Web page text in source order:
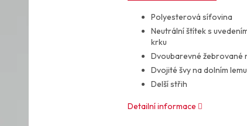
Polyesterová síťovina
Neutrální štítek s
krku
Dvoubarevné žebrované
Dvojité švy na dolním lemu
Delší střih
Detailní informace